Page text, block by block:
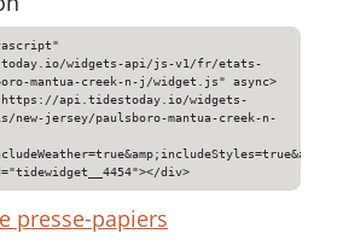
widgets-api/js-v1/fr/etats-
mantua-creek-n-j/widget.js" async>
api.tidestoday.io/widgets-
jersey/paulsboro-mantua-creek-n-
div>
presse-papiers